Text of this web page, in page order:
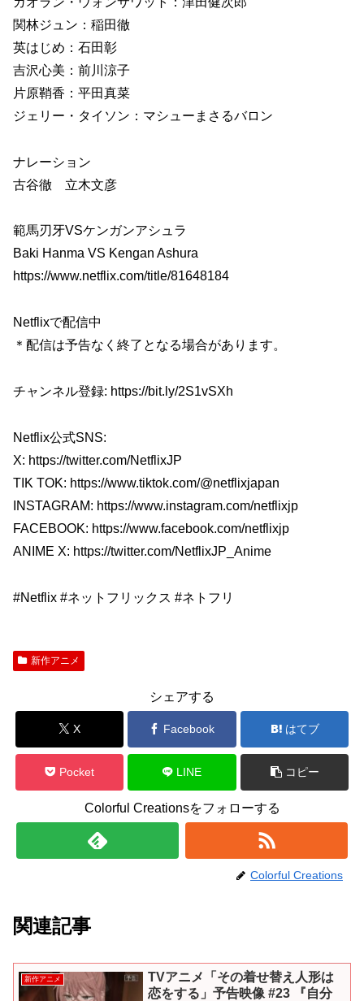
関林ジュン：稲田徹
英はじめ：石田彰
吉沢心美：前川涼子
片原鞘香：平田真菜
ジェリー・タイソン：マシューまさるバロン
ナレーション
古谷徹 立木文彦
範馬刃牙VSケンガンアシュラ
Baki Hanma VS Kengan Ashura
https://www.netflix.com/title/81648184
Netflixで配信中
＊配信は予告なく終了となる場合があります。
チャンネル登録: https://bit.ly/2S1vSXh
Netflix公式SNS:
X: https://twitter.com/NetflixJP
TIK TOK: https://www.tiktok.com/@netflixjapan
INSTAGRAM: https://www.instagram.com/netflixjp
FACEBOOK: https://www.facebook.com/netflixjp
ANIME X: https://twitter.com/NetflixJP_Anime
#Netflix #ネットフリックス #ネトフリ
新作アニメ
シェアする
X Facebook はてブ
Pocket LINE コピー
Colorful Creationsをフォローする
Colorful Creations
関連記事
新作アニメ
TVアニメ「その着せ替え人形は
恋をする」予告映像 #23 『自分